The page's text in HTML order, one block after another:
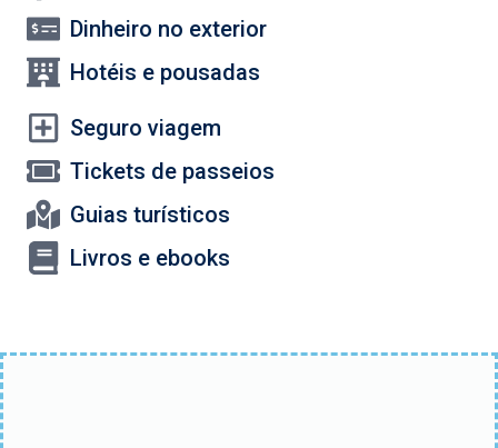
Dinheiro no exterior
Hotéis e pousadas
Seguro viagem
Tickets de passeios
Guias turísticos
Livros e ebooks